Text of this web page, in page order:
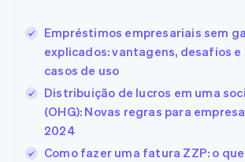
Empréstimos empresariais sem
explicados: vantagens, desafios e
casos de uso
Distribuição de lucros em uma
(OHG): Novas regras para
2024
Como fazer uma fatura ZZP: o
EspañolEnglish
Estados Unidos
English Español简体中文
Estônia
English
Finlândia
English
França